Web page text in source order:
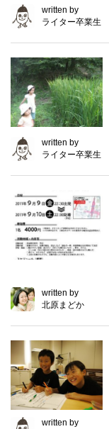
written by
ライター卒業生
written by
ライター卒業生
written by
北原まどか
written by